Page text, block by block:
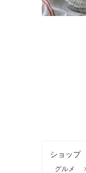
ショップ
グルメ